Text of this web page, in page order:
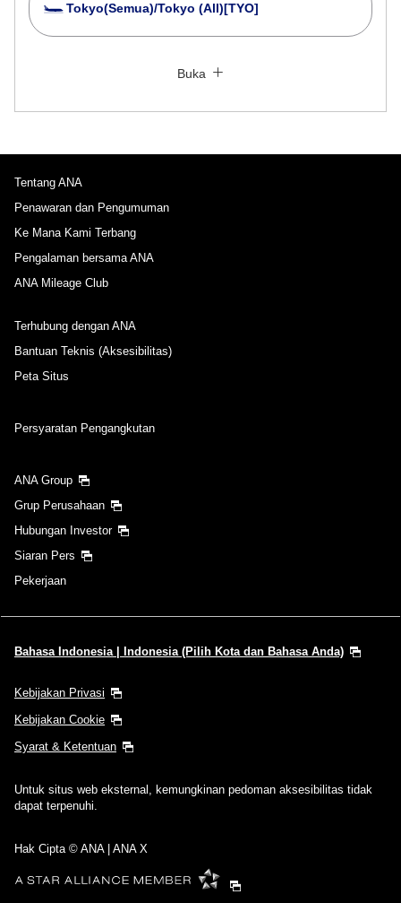
Tokyo(Semua)/Tokyo (All)[TYO]
Tipe tarif tidak ditentukan
Waktu Keberangkatan dan Slot Waktu untuk
Perjalanan Keluar
Pilih tanggal
Tambahkan titik transfer dan waktu koneksi
Waktu Keberangkatan dan Slot Waktu untuk
Perjalanan Masuk
Pilih tanggal
Waktu tidak ditentukan
Tambahkan titik transfer dan waktu koneksi
1 per orang
Tentang Kode Promosi
Bandingkan dengan tarif tiga hari sebelum dan sesudah
yang Anda pilih.
diperbarui. Gunakan tombol [Cari] untuk memeriksa ketersediaan kursi
Buka
Tentang ANA
Penawaran dan Pengumuman
Ke Mana Kami Terbang
Pengalaman bersama ANA
ANA Mileage Club
Terhubung dengan ANA
Bantuan Teknis (Aksesibilitas)
Peta Situs
Persyaratan Pengangkutan
ANA Group
Grup Perusahaan
Hubungan Investor
Siaran Pers
Pekerjaan
Bahasa Indonesia | Indonesia (Pilih Kota dan Bahasa Anda)
Kebijakan Privasi
Kebijakan Cookie
Syarat & Ketentuan
Untuk situs web eksternal, kemungkinan pedoman aksesibilitas tidak
dapat terpenuhi.
Hak Cipta © ANA | ANA X